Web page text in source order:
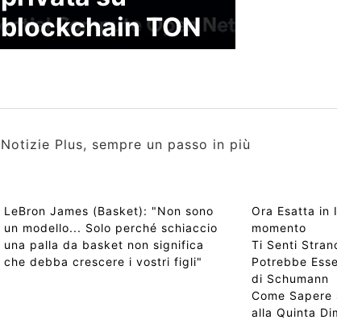
blockchain TON
Notizie Plus, sempre un passo in più
LeBron James (Basket): "Non sono
un modello... Solo perché schiaccio
una palla da basket non significa
che debba crescere i vostri figli"
Ora Esatta in
momento
Ti Senti
Potrebbe
di Schumann
Come Sapere
alla Quinta